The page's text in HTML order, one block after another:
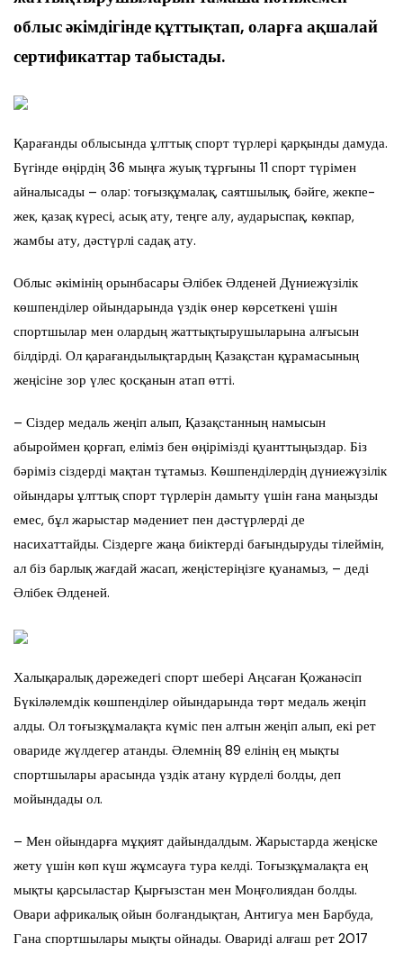
облыс әкімдігінде құттықтап, оларға ақшалай
сертификаттар табыстады.
Қарағанды облысында ұлттық спорт түрлері қарқынды дамуда.
Бүгінде өңірдің 36 мыңға жуық тұрғыны 11 спорт түрімен
айналысады – олар: тоғызқұмалақ, саятшылық, бәйге, жекпе-
жек, қазақ күресі, асық ату, теңге алу, аударыспақ, көкпар,
жамбы ату, дәстүрлі садақ ату.
Облыс әкімінің орынбасары Әлібек Әлденей Дүниежүзілік
көшпенділер ойындарында үздік өнер көрсеткені үшін
спортшылар мен олардың жаттықтырушыларына алғысын
білдірді. Ол қарағандылықтардың Қазақстан құрамасының
жеңісіне зор үлес қосқанын атап өтті.
– Сіздер медаль жеңіп алып, Қазақстанның намысын
абыроймен қорғап, еліміз бен өңірімізді қуанттыңыздар. Біз
бәріміз сіздерді мақтан тұтамыз. Көшпенділердің дүниежүзілік
ойындары ұлттық спорт түрлерін дамыту үшін ғана маңызды
емес, бұл жарыстар мәдениет пен дәстүрлерді де
насихаттайды. Сіздерге жаңа биіктерді бағындыруды тілеймін,
ал біз барлық жағдай жасап, жеңістеріңізге қуанамыз, – деді
Әлібек Әлденей.
Халықаралық дәрежедегі спорт шебері Аңсаған Қожанәсіп
Бүкіләлемдік көшпенділер ойындарында төрт медаль жеңіп
алды. Ол тоғызқұмалақта күміс пен алтын жеңіп алып, екі рет
овариде жүлдегер атанды. Әлемнің 89 елінің ең мықты
спортшылары арасында үздік атану күрделі болды, деп
мойындады ол.
– Мен ойындарға мұқият дайындалдым. Жарыстарда жеңіске
жету үшін көп күш жұмсауға тура келді. Тоғызқұмалақта ең
мықты қарсыластар Қырғызстан мен Моңғолиядан болды.
Овари африкалық ойын болғандықтан, Антигуа мен Барбуда,
Гана спортшылары мықты ойнады. Овариді алғаш рет 2017